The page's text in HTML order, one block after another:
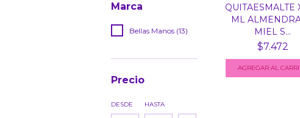
Marca
Bellas Manos (13)
Precio
DESDE HASTA
QUITAESMALTE
ML
MIEL S...
$7.472